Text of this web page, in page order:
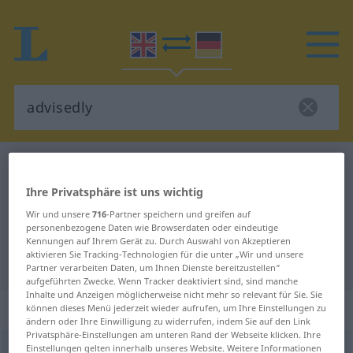
Englisch-Deutsch Übersetzung für
"advisedly"
"advisedly" Deutsch Übersetzung
„advisedly“: adverb
Ihre Privatsphäre ist uns wichtig
Wir und unsere716-Partner speichern und greifen auf
personenbezogene Daten wie Browserdaten oder eindeutige
Kennungen auf Ihrem Gerät zu. Durch Auswahl von Akzeptieren
aktivieren Sie Tracking-Technologien für die unter „Wir und unsere
Partner verarbeiten Daten, um Ihnen Dienste bereitzustellen“
aufgeführten Zwecke. Wenn Tracker deaktiviert sind, sind manche
Inhalte und Anzeigen möglicherweise nicht mehr so relevant für Sie. Sie
können dieses Menü jederzeit wieder aufrufen, um Ihre Einstellungen zu
ändern oder Ihre Einwilligung zu widerrufen, indem Sie auf den Link
Privatsphäre-Einstellungen am unteren Rand der Webseite klicken. Ihre
Einstellungen gelten innerhalb unseres Website. Weitere Informationen